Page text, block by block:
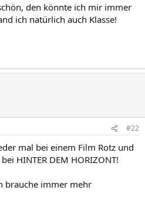
den könnte ich mir immer
ich natürlich auch Klasse!
#22
mal bei einem Film Rotz und
HINTER DEM HORIZONT!
brauche immer mehr